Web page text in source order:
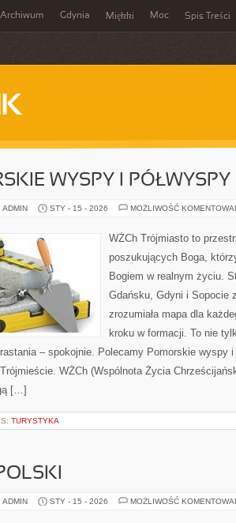
Archiwum Gdynia Miękki Moc Spis Treści
WYSPY I PÓŁWYSPY
ADMIN STY - 15 - 2026 MOŻLIWOŚĆ
WŻCh Trójmiasto to
poszukujących Boga,
Bogiem w realnym życiu.
Gdańsku, Gdyni i Sopocie
zrozumiała mapa dla
kroku w formacji. To nie
– spokojnie. Polecamy Pomorskie wyspy i
WŻCh (Wspólnota Życia
[…]
TURYSTYKA
ADMIN STY - 15 - 2026 MOŻLIWOŚĆ